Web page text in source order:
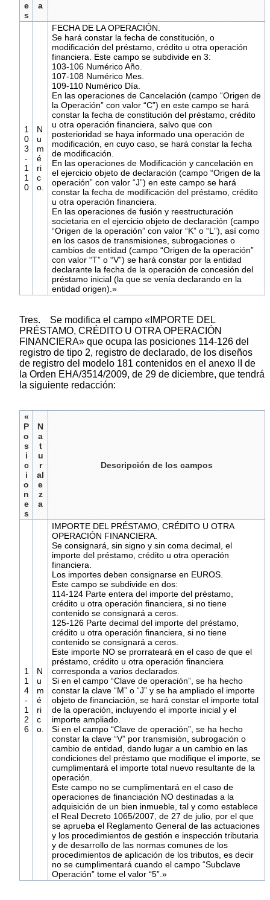
e
s
a
1
0
3
-
1
1
0
N
u
m
é
ri
c
o.
FECHA DE LA OPERACIÓN.
Se hará constar la fecha de constitución, o
modificación del préstamo, crédito u otra operación
financiera. Este campo se subdivide en 3:
103-106 Numérico Año.
107-108 Numérico Mes.
109-110 Numérico Día.
En las operaciones de Cancelación (campo “Origen de
la Operación” con valor “C”) en este campo se hará
constar la fecha de constitución del préstamo, crédito
u otra operación financiera, salvo que con
posterioridad se haya informado una operación de
modificación, en cuyo caso, se hará constar la fecha
de modificación.
En las operaciones de Modificación y cancelación en
el ejercicio objeto de declaración (campo “Origen de la
operación” con valor “J”) en este campo se hará
constar la fecha de modificación del préstamo, crédito
u otra operación financiera.
En las operaciones de fusión y reestructuración
societaria en el ejercicio objeto de declaración (campo
“Origen de la operación” con valor “K” o “L”), así como
en los casos de transmisiones, subrogaciones o
cambios de entidad (campo “Origen de la operación”
con valor “T” o “V”) se hará constar por la entidad
declarante la fecha de la operación de concesión del
préstamo inicial (la que se venía declarando en la
entidad origen).»
Tres. Se modifica el campo «IMPORTE DEL
PRÉSTAMO, CRÉDITO U OTRA OPERACIÓN
FINANCIERA» que ocupa las posiciones 114-126 del
registro de tipo 2, registro de declarado, de los diseños
de registro del modelo 181 contenidos en el anexo II de
la Orden EHA/3514/2009, de 29 de diciembre, que tendrá
la siguiente redacción:
«
P
o
s
i
c
i
o
n
e
s
N
a
t
u
r
al
e
z
a
Descripción de los campos
1
1
4
-
1
2
6
N
u
m
é
ri
c
o.
IMPORTE DEL PRÉSTAMO, CRÉDITO U OTRA
OPERACIÓN FINANCIERA.
Se consignará, sin signo y sin coma decimal, el
importe del préstamo, crédito u otra operación
financiera.
Los importes deben consignarse en EUROS.
Este campo se subdivide en dos:
114-124 Parte entera del importe del préstamo,
crédito u otra operación financiera, si no tiene
contenido se consignará a ceros.
125-126 Parte decimal del importe del préstamo,
crédito u otra operación financiera, si no tiene
contenido se consignará a ceros.
Este importe NO se prorrateará en el caso de que el
préstamo, crédito u otra operación financiera
corresponda a varios declarados.
Si en el campo “Clave de operación”, se ha hecho
constar la clave “M” o “J” y se ha ampliado el importe
objeto de financiación, se hará constar el importe total
de la operación, incluyendo el importe inicial y el
importe ampliado.
Si en el campo “Clave de operación”, se ha hecho
constar la clave “V” por transmisión, subrogación o
cambio de entidad, dando lugar a un cambio en las
condiciones del préstamo que modifique el importe, se
cumplimentará el importe total nuevo resultante de la
operación.
Este campo no se cumplimentará en el caso de
operaciones de financiación NO destinadas a la
adquisición de un bien inmueble, tal y como establece
el Real Decreto 1065/2007, de 27 de julio, por el que
se aprueba el Reglamento General de las actuaciones
y los procedimientos de gestión e inspección tributaria
y de desarrollo de las normas comunes de los
procedimientos de aplicación de los tributos, es decir
no se cumplimentará cuando el campo “Subclave
Operación” tome el valor “5”.»